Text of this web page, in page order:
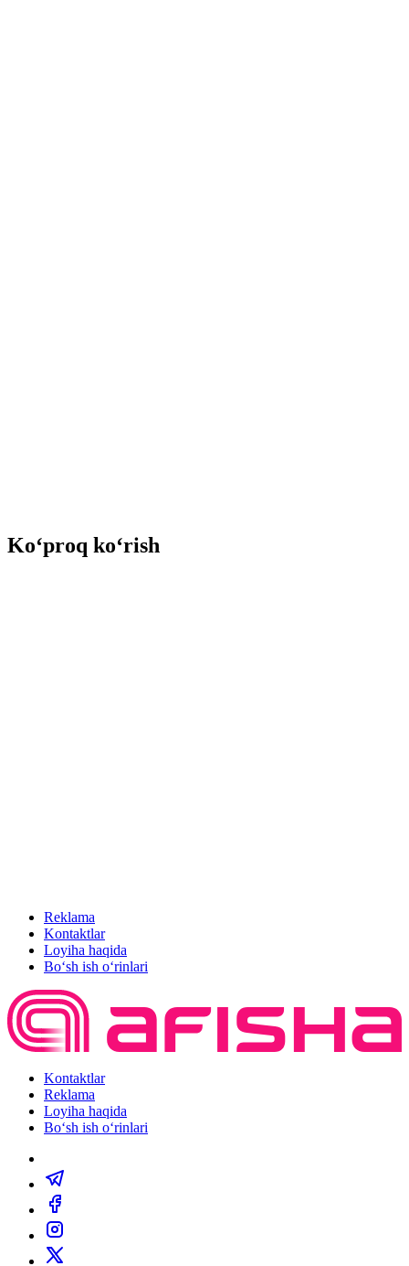
Ko‘proq ko‘rish
Reklama
Kontaktlar
Loyiha haqida
Bo‘sh ish o‘rinlari
Kontaktlar
Reklama
Loyiha haqida
Bo‘sh ish o‘rinlari